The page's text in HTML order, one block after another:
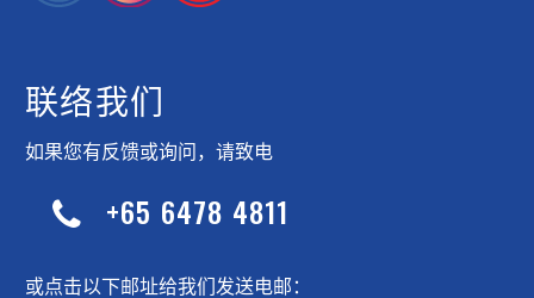
联络我们
如果您有反馈或询问，请致电

 +65 6478 4811
或点击以下邮址给我们发送电邮：